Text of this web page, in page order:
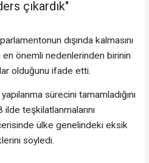
çıkardık"
dışında kalmasını
önemli nedenlerinden birinin
olduğunu ifade etti.
sürecini tamamladığını
teşkilatlanmalarını
ülke genelindeki eksik
söyledi.